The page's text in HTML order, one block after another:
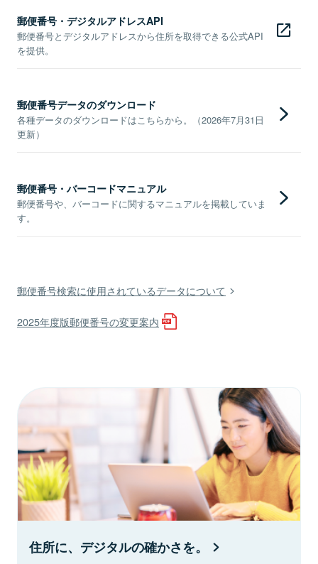
郵便番号・デジタルアドレスAPI
郵便番号とデジタルアドレスから住所を取得できる公式API
を提供。
郵便番号データのダウンロード
各種データのダウンロードはこちらから。（2026年7月31日
更新）
郵便番号・バーコードマニュアル
郵便番号や、バーコードに関するマニュアルを掲載していま
す。
郵便番号検索に使用されているデータについて
2025年度版郵便番号の変更案内
住所に、デジタルの確かさを。